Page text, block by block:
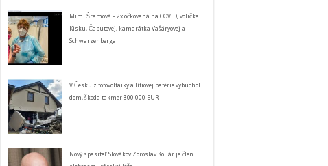
Mimi Šramová – 2x očkovaná na COVID, volička
Kisku, Čaputovej, kamarátka Vašáryovej a
Schwarzenberga
V Česku z fotovoltaiky a lítiovej batérie vybuchol
dom, škoda takmer 300 000 EUR
Nový spasiteľ Slovákov Zoroslav Kollár je člen